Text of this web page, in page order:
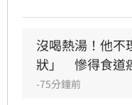
沒喝熱湯！他不
狀」　慘得食道
-75分鐘前